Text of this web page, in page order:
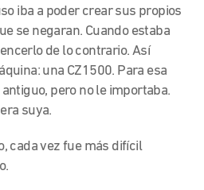
iba a poder crear sus propios
se negaran. Cuando estaba
de lo contrario. Así
una CZ1500. Para esa
pero no le importaba.
suya.
cada vez fue más difícil